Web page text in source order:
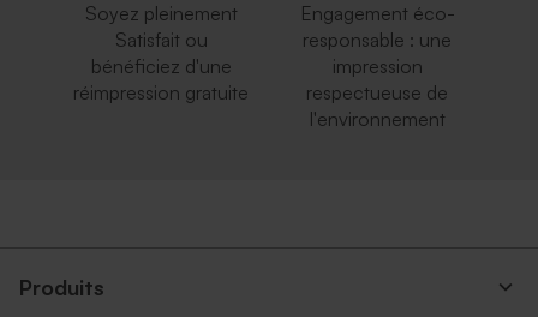
Soyez pleinement
Satisfait ou
bénéficiez d'une
réimpression gratuite
Engagement éco-
responsable : une
impression
respectueuse de
l'environnement
Produits